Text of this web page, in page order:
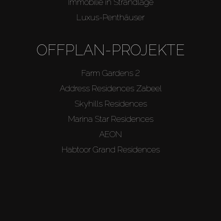
Luxus-Penthäuser
OFFPLAN-PROJEKTE
Farm Gardens 2
Address Residences Zabeel
Skyhills Residences
Marina Star Residences
AEON
Habtoor Grand Residences